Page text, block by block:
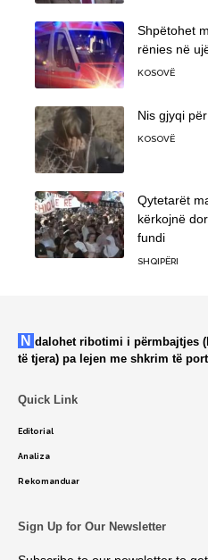
Shpëtohet
rënies në
KOSOVË
Nis gjyqi
KOSOVË
Qytetarët
kërkojnë
fundi
SHQIPËRI
Ndalohet ribotimi i përmbajtjes (lajmeve dhe të gjitha shkrimeve
të tjera) pa lejen me shkrim të
Quick Link
Editorial
Analiza
Rekomanduar
Sign Up for Our Newsletter